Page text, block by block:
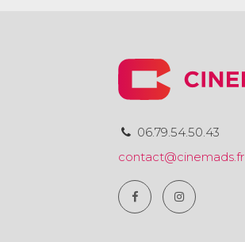
06.79.54.50.43
contact@cinemads.fr